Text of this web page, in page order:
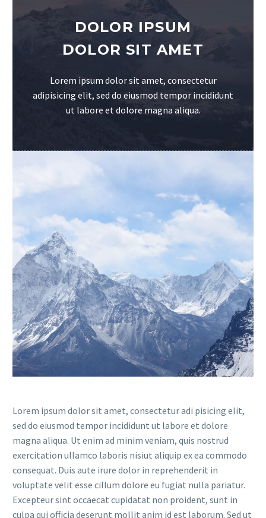
DOLOR IPSUM
DOLOR SIT AMET
Lorem ipsum dolor sit amet, consectetur
adipisicing elit, sed do eiusmod tempor incididunt
ut labore et dolore magna aliqua.
Lorem ipsum dolor sit amet, consectetur adi pisicing elit,
sed do eiusmod tempor incididunt ut labore et dolore
magna aliqua. Ut enim ad minim veniam, quis nostrud
exercitation ullamco laboris nisiut aliquip ex ea commodo
consequat. Duis aute irure dolor in reprehenderit in
voluptate velit esse cillum dolore eu fugiat nulla pariatur.
Excepteur sint occaecat cupidatat non proident, sunt in
culpa qui officia deserunt mollit anim id est laborum. Sed ut